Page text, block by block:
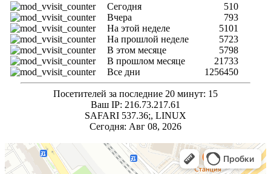
Сегодня
510
Вчера
793
На этой неделе
5101
На прошлой неделе
5723
В этом месяце
5798
В прошлом месяце
21733
Все дни
1256450
Посетителей за последние 20 минут: 15
Ваш IP: 216.73.217.61
SAFARI 537.36;, LINUX
Сегодня: Авг 08, 2026